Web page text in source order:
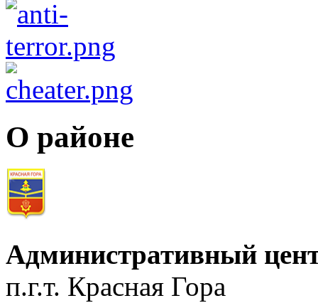
О районе
Административный
п.г.т. Красная Гора